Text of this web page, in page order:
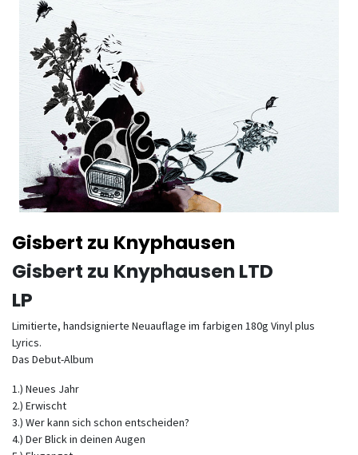
Gisbert zu Knyphausen
Gisbert zu Knyphausen LTD
LP
Limitierte, handsignierte Neuauflage im farbigen 180g Vinyl plus
Lyrics.
Das Debut-Album
1.) Neues Jahr
2.) Erwischt
3.) Wer kann sich schon entscheiden?
4.) Der Blick in deinen Augen